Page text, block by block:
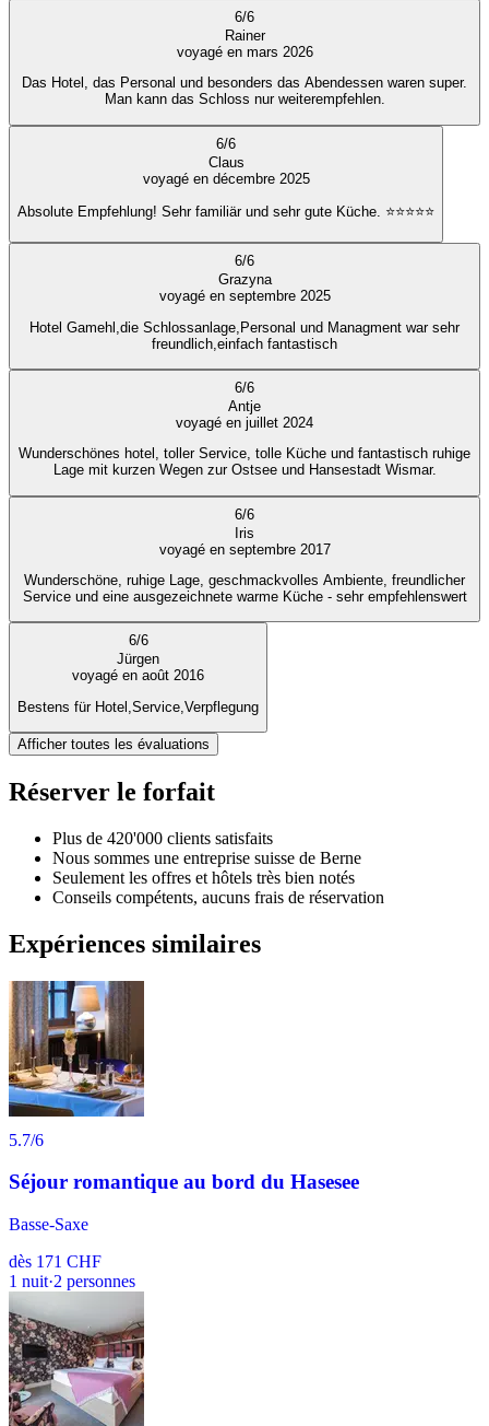
6/6
Rainer
voyagé en mars 2026
Das Hotel, das Personal und besonders das Abendessen waren super.
Man kann das Schloss nur weiterempfehlen.
6/6
Claus
voyagé en décembre 2025
Absolute Empfehlung! Sehr familiär und sehr gute Küche. ⭐️⭐️⭐️⭐️⭐️
6/6
Grazyna
voyagé en septembre 2025
Hotel Gamehl,die Schlossanlage,Personal und Managment war sehr
freundlich,einfach fantastisch
6/6
Antje
voyagé en juillet 2024
Wunderschönes hotel, toller Service, tolle Küche und fantastisch ruhige
Lage mit kurzen Wegen zur Ostsee und Hansestadt Wismar.
6/6
Iris
voyagé en septembre 2017
Wunderschöne, ruhige Lage, geschmackvolles Ambiente, freundlicher
Service und eine ausgezeichnete warme Küche - sehr empfehlenswert
6/6
Jürgen
voyagé en août 2016
Bestens für Hotel,Service,Verpflegung
Afficher toutes les évaluations
Réserver le forfait
Plus de 420'000 clients satisfaits
Nous sommes une entreprise suisse de Berne
Seulement les offres et hôtels très bien notés
Conseils compétents, aucuns frais de réservation
Expériences similaires
5.7/6
Séjour romantique au bord du Hasesee
Basse-Saxe
dès 171 CHF
1 nuit·2 personnes